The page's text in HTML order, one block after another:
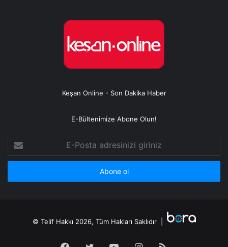
Keşan Online - Son Dakika Haber
E-Bültenimize Abone Olun!
Posta
adresinizi
© Telif Hakkı 2026, Tüm Hakları Saklıdır |